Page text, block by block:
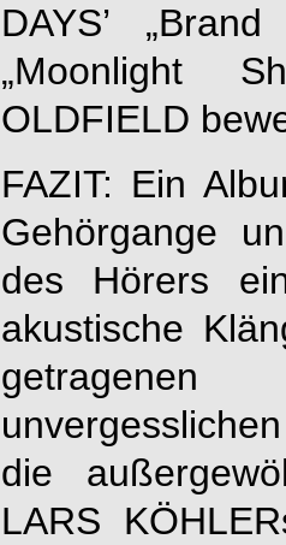
DAYS’
„Moonlight
OLDFIELD
FAZIT: Ein
Gehörgange
des Hörers
akustische
die
LARS